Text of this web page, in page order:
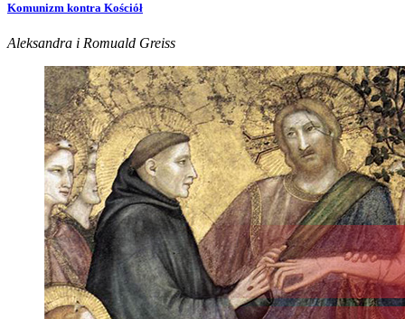
Komunizm kontra Kościół
Aleksandra i Romuald Greiss